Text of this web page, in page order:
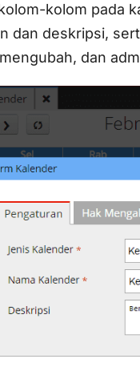
kolom pada
dan deskripsi,
dan